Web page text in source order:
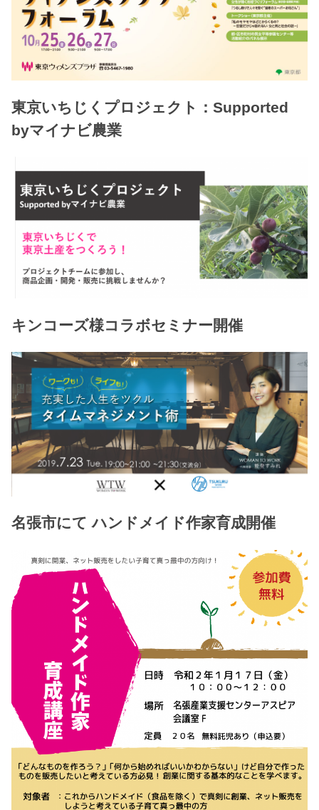
東京いちじくプロジェクト：Supported
byマイナビ農業
キンコーズ様コラボセミナー開催
名張市にて ハンドメイド作家育成開催